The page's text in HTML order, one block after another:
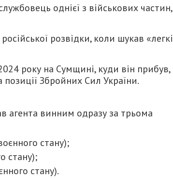
однієї з військових частин,
розвідки, коли шукав «легкі
року на Сумщині, куди він прибув,
Збройних Сил України.
агента винним одразу за трьома
стану);
стану);
стану).